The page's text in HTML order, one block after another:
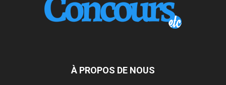
À PROPOS DE NOUS